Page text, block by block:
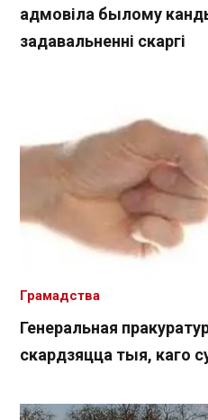
адмовіла былому
задавальненні скаргі
Генеральная
скардзяцца тыя, каго
Грамадства